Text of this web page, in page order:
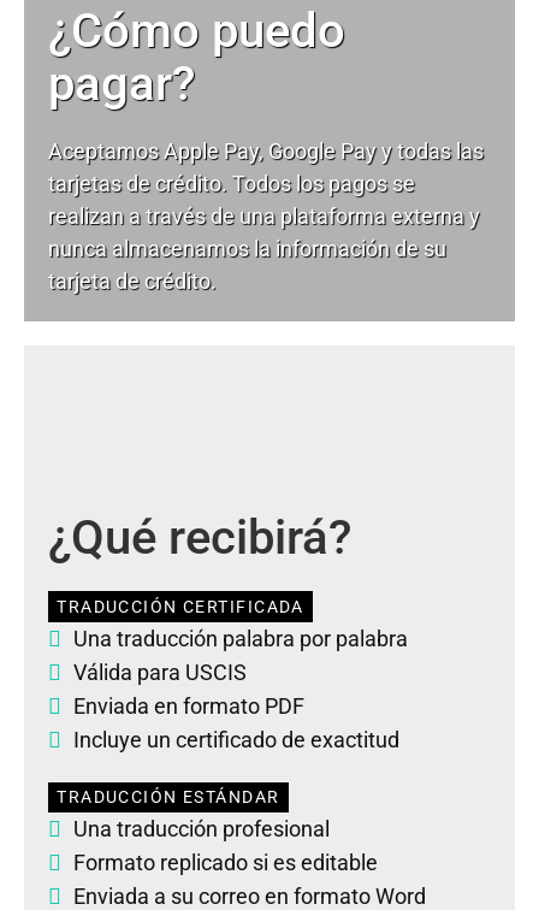
¿Cómo puedo
pagar?
Aceptamos Apple Pay, Google Pay y todas las
tarjetas de crédito. Todos los pagos se
realizan a través de una plataforma externa y
nunca almacenamos la información de su
tarjeta de crédito.
¿Qué recibirá?
TRADUCCIÓN CERTIFICADA
Una traducción palabra por palabra
Válida para USCIS
Enviada en formato PDF
Incluye un certificado de exactitud
TRADUCCIÓN ESTÁNDAR
Una traducción profesional
Formato replicado si es editable
Enviada a su correo en formato Word